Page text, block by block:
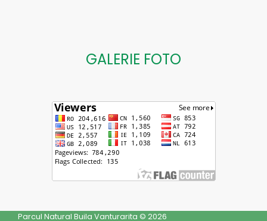
GALERIE FOTO
Parcul Natural Buila Vanturarita © 2026